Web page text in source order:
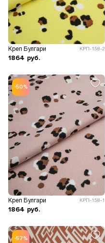
Креп Булгари КРП-158-2
1864 руб.
-50%
Креп Булгари КРП-158-1
1864 руб.
-57%